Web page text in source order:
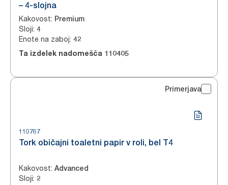
– 4-slojna
Kakovost: Premium
Sloji: 4
Enote na zaboj: 42
Ta izdelek nadomešča 110405
Primerjava
110767
Tork običajni toaletni papir v roli, bel T4
Kakovost: Advanced
Sloji: 2